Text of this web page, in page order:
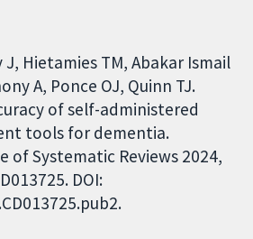
J, Hietamies TM, Abakar Ismail
A, Ponce OJ, Quinn TJ.
of self-administered
tools for dementia.
of Systematic Reviews 2024,
DOI: